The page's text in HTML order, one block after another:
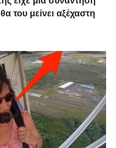
του μείνει αξέχαστη